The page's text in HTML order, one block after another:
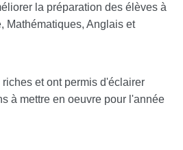
la préparation des élèves à
Mathématiques, Anglais et
et ont permis d'éclairer
à mettre en oeuvre pour l'année